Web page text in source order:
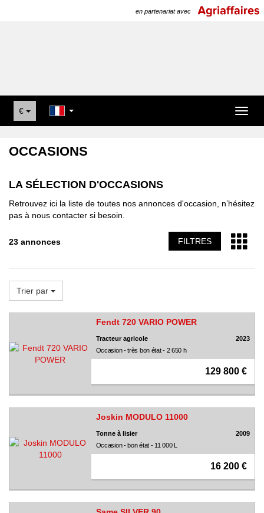
en partenariat avec
€
OCCASIONS
LA SÉLECTION D'OCCASIONS
Retrouvez ici la liste de toutes nos annonces d'occasion, n’hésitez
pas à nous contacter si besoin.
23 annonces FILTRES
Trier par
Fendt 720 VARIO POWER
Tracteur agricole
2023
Occasion - très bon état - 2 650 h
129 800 €
Joskin MODULO 11000
Tonne à lisier
2009
Occasion - bon état - 11 000 L
16 200 €